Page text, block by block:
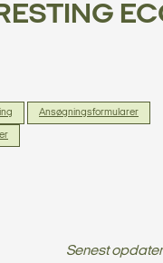
Ansøgningsformularer
Senest